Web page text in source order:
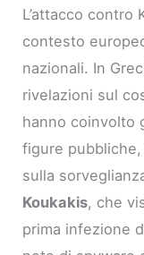
L’attacco contro
contesto
nazionali. In
rivelazioni sul
hanno coinvolto
figure
sulla
Koukakis, che
prima infezione